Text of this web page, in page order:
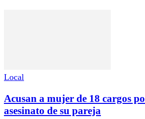
Local
Acusan a mujer de 18 cargos
asesinato de su pareja